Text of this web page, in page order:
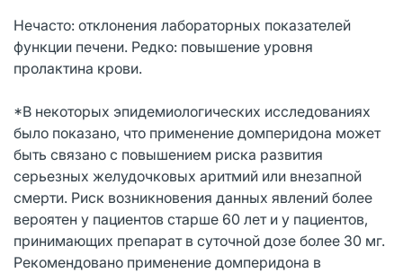
Нечасто: отклонения лабораторных показателей
функции печени. Редко: повышение уровня
пролактина крови.
*В некоторых эпидемиологических исследованиях
было показано, что применение домперидона может
быть связано с повышением риска развития
серьезных желудочковых аритмий или внезапной
смерти. Риск возникновения данных явлений более
вероятен у пациентов старше 60 лет и у пациентов,
принимающих препарат в суточной дозе более 30 мг.
Рекомендовано применение домперидона в